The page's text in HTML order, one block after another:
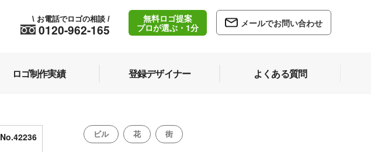
0120-962-165
\ お電話でロゴの相談 /
無料ロゴ提案
プロが選ぶ・1分
メールでお問い合わせ
ロゴ制作実績 登録デザイナー よくある質問
No.42236 ビル 花 街